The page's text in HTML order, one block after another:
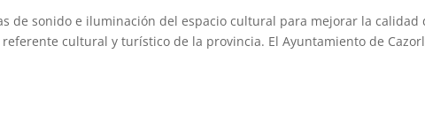
de sonido e iluminación del espacio cultural para mejorar la calidad
cultural y turístico de la provincia. El Ayuntamiento de